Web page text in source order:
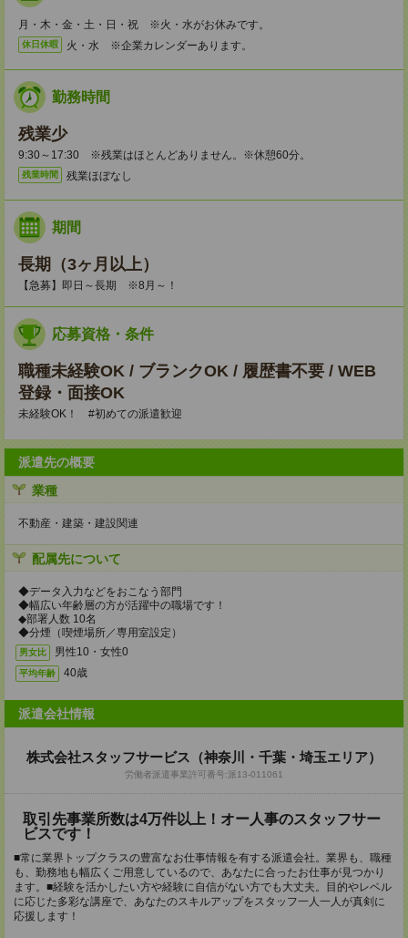
月・木・金・土・日・祝 ※火・水がお休みです。
休日休暇 火・水 ※企業カレンダーあります。
勤務時間
残業少
9:30～17:30 ※残業はほとんどありません。※休憩60分。
残業時間 残業ほぼなし
期間
長期（3ヶ月以上）
【急募】即日～長期 ※8月～！
応募資格・条件
職種未経験OK / ブランクOK / 履歴書不要 / WEB
登録・面接OK
未経験OK！ #初めての派遣歓迎
派遣先の概要
業種
不動産・建築・建設関連
配属先について
◆データ入力などをおこなう部門
◆幅広い年齢層の方が活躍中の職場です！
◆部署人数 10名
◆分煙（喫煙場所／専用室設定）
男女比 男性10・女性0
平均年齢 40歳
派遣会社情報
株式会社スタッフサービス（神奈川・千葉・埼玉エリア）
労働者派遣事業許可番号:派13-011061
取引先事業所数は4万件以上！オー人事のスタッフサー
ビスです！
■常に業界トップクラスの豊富なお仕事情報を有する派遣会社。業界も、職種
も、勤務地も幅広くご用意しているので、あなたに合ったお仕事が見つかり
ます。■経験を活かしたい方や経験に自信がない方でも大丈夫。目的やレベル
に応じた多彩な講座で、あなたのスキルアップをスタッフ一人一人が真剣に
応援します！